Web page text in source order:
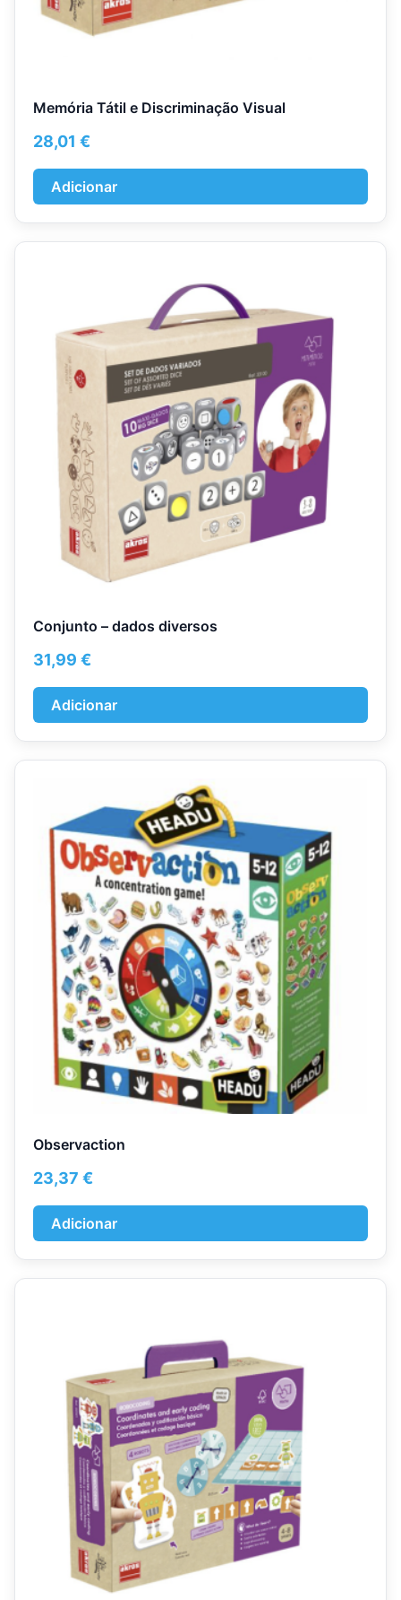
Memória Tátil e Discriminação Visual
28,01 €
Adicionar
Conjunto – dados diversos
31,99 €
Adicionar
Observaction
23,37 €
Adicionar